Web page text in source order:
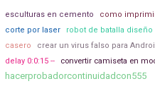
esculturas en cemento como
corte por laser
robot de batalla diseño
casero
crear un virus falso para
delay 0:0:15 --
convertir camiseta en
hacerprobadorcontinuidadcon555